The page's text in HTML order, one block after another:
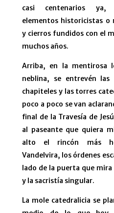
casi centenarios
elementos historicistas o
y cierros fundidos con el
muchos años.
Arriba, en la mentirosa
neblina, se entrevén las
chapiteles y las torres
poco a poco se van
final de la Travesía de
al paseante que quiera
alto el rincón más
Vandelvira, los órdenes
lado de la puerta que mira
y la sacristía singular.
La mole catedralicia se